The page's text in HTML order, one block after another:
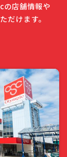
の店舗情報や
だけます。